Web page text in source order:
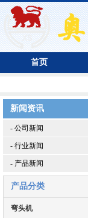
首页
新闻资讯
- 公司新闻
- 行业新闻
- 产品新闻
产品分类
弯头机